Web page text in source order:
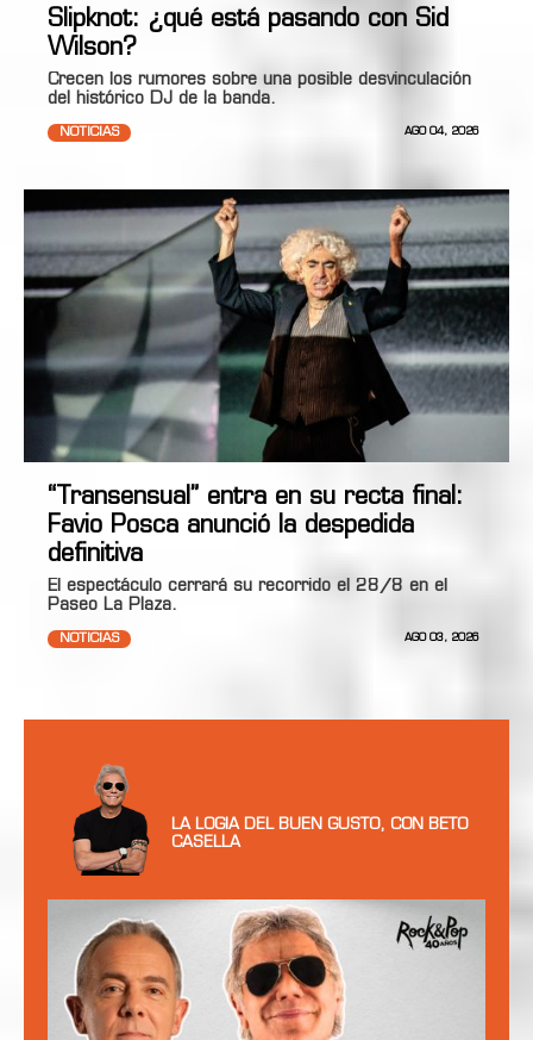
Slipknot: ¿qué está pasando con Sid
Wilson?
Crecen los rumores sobre una posible desvinculación
del histórico DJ de la banda.
NOTICIAS AGO 04, 2026
“Transensual” entra en su recta final:
Favio Posca anunció la despedida
definitiva
El espectáculo cerrará su recorrido el 28/8 en el
Paseo La Plaza.
NOTICIAS AGO 03, 2026
LA LOGIA DEL BUEN GUSTO, CON BETO
CASELLA